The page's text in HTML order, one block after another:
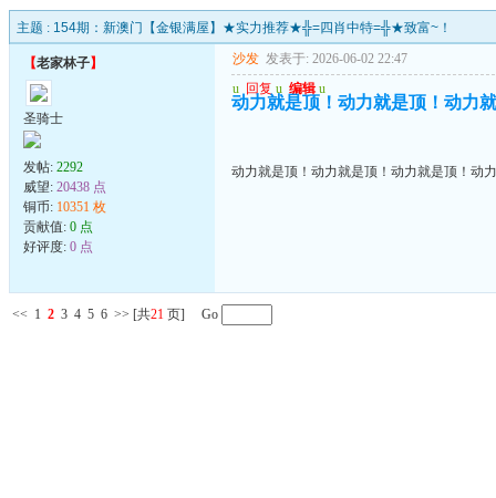
主题 : 154期：新澳门【金银满屋】★实力推荐★╬=四肖中特=╬★致富~！
【老家林子】
圣骑士
发帖: 2292
威望: 20438 点
铜币: 10351 枚
贡献值: 0 点
好评度: 0 点
沙发 发表于: 2026-06-02 22:47
u 回复 u 编辑 u
动力就是顶！动力就是顶！动力
动力就是顶！动力就是顶！动力就是顶！动
<< 1 2 3 4 5 6 >> [共21 页] Go